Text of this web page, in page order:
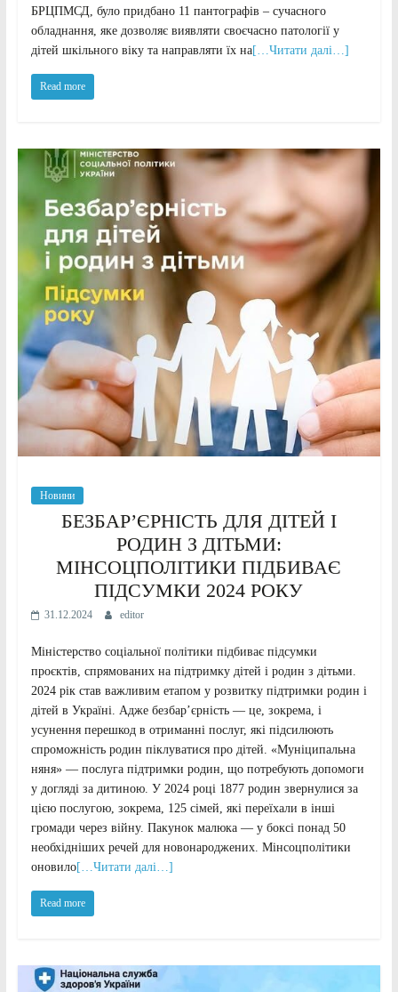
БРЦПМСД, було придбано 11 пантографів – сучасного
обладнання, яке дозволяє виявляти своєчасно патології у
дітей шкільного віку та направляти їх на[…Читати далі…]
Read more
Новини
БЕЗБАР’ЄРНІСТЬ ДЛЯ ДІТЕЙ І
РОДИН З ДІТЬМИ:
МІНСОЦПОЛІТИКИ ПІДБИВАЄ
ПІДСУМКИ 2024 РОКУ
31.12.2024 editor
Міністерство соціальної політики підбиває підсумки
проєктів, спрямованих на підтримку дітей і родин з дітьми.
2024 рік став важливим етапом у розвитку підтримки родин і
дітей в Україні. Адже безбар’єрність — це, зокрема, і
усунення перешкод в отриманні послуг, які підсилюють
спроможність родин піклуватися про дітей. «Муніципальна
няня» — послуга підтримки родин, що потребують допомоги
у догляді за дитиною. У 2024 році 1877 родин звернулися за
цією послугою, зокрема, 125 сімей, які переїхали в інші
громади через війну. Пакунок малюка — у боксі понад 50
необхідніших речей для новонароджених. Мінсоцполітики
оновило[…Читати далі…]
Read more